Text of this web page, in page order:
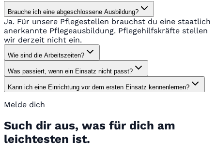
Brauche ich eine abgeschlossene Ausbildung?
Ja. Für unsere Pflegestellen brauchst du eine staatlich
anerkannte Pflegeausbildung. Pflegehilfskräfte stellen
wir derzeit nicht ein.
Wie sind die Arbeitszeiten?
Was passiert, wenn ein Einsatz nicht passt?
Kann ich eine Einrichtung vor dem ersten Einsatz kennenlernen?
Melde dich
Such dir aus, was für dich am
leichtesten ist.